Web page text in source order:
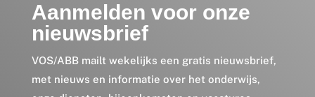
Aanmelden voor onze
nieuwsbrief
VOS/ABB mailt wekelijks een gratis nieuwsbrief,
met nieuws en informatie over het onderwijs,